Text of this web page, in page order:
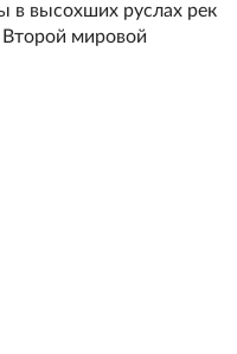
в высохших руслах рек
мировой